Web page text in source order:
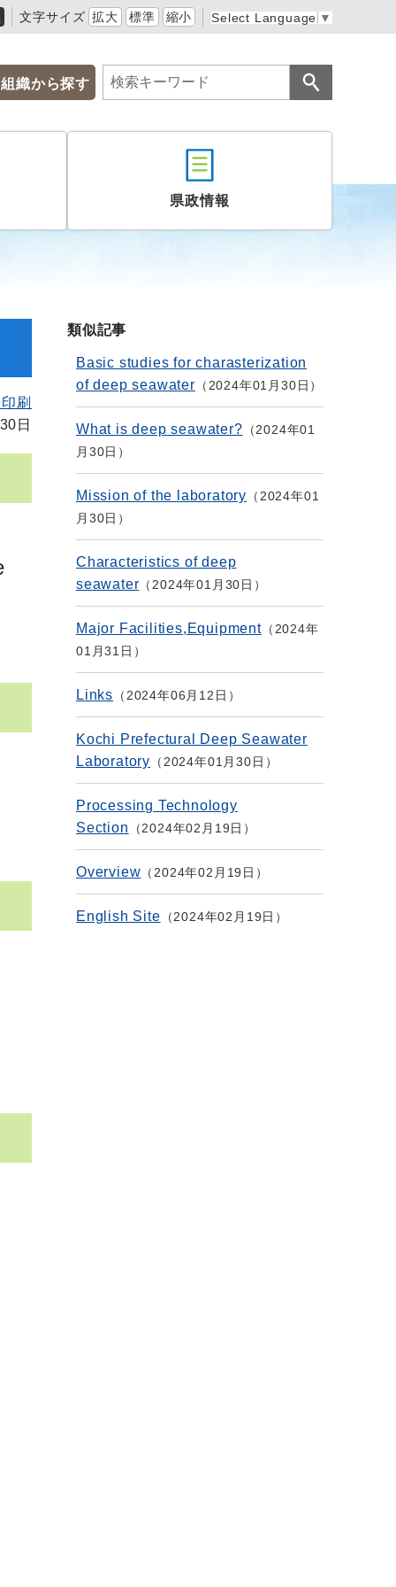
文字サイズ 拡大 標準 縮小 Select Language ▼
組織から探す
県政情報
刷
日
類似記事
Basic studies for charasterization
of deep seawater
2024年01月30日
What is deep seawater?
2024年01
月30日
Mission of the laboratory
2024年01
月30日
Characteristics of deep
seawater
2024年01月30日
Major Facilities,Equipment
2024年
01月31日
Links 2024年06月12日
Kochi Prefectural Deep Seawater
Laboratory
2024年01月30日
Processing Technology
Section
2024年02月19日
Overview 2024年02月19日
English Site 2024年02月19日